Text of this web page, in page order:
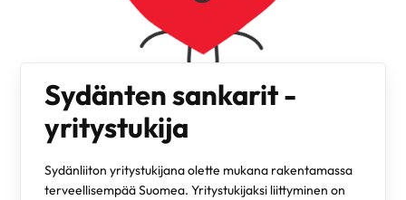
Sydänten sankarit -
yritystukija
Sydänliiton yritystukijana olette mukana rakentamassa
terveellisempää Suomea. Yritystukijaksi liittyminen on